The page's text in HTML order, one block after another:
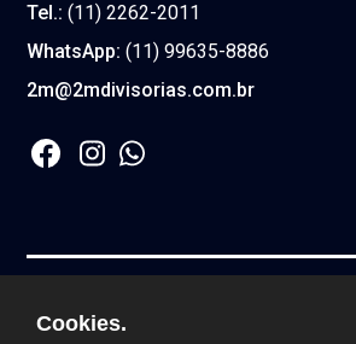
Tel.: (11) 2262-2011
WhatsApp: (11) 99635-8886
2m@2mdivisorias.com.br
Cookies.